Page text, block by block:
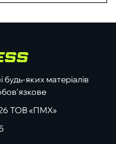
яких матеріалів
ТОВ «ПМХ»